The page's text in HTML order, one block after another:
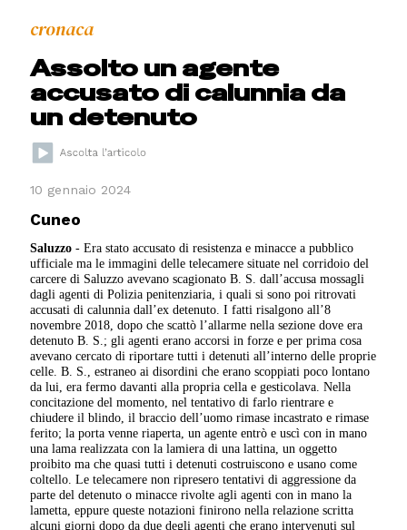
cronaca
Assolto un agente
accusato di calunnia da
un detenuto
10 gennaio 2024
Cuneo
Saluzzo - Era stato accusato di resistenza e minacce a pubblico
ufficiale ma le immagini delle telecamere situate nel corridoio del
carcere di Saluzzo avevano scagionato B. S. dall’accusa mossagli
dagli agenti di Polizia penitenziaria, i quali si sono poi ritrovati
accusati di calunnia dall’ex detenuto. I fatti risalgono all’8
novembre 2018, dopo che scattò l’allarme nella sezione dove era
detenuto B. S.; gli agenti erano accorsi in forze e per prima cosa
avevano cercato di riportare tutti i detenuti all’interno delle proprie
celle. B. S., estraneo ai disordini che erano scoppiati poco lontano
da lui, era fermo davanti alla propria cella e gesticolava. Nella
concitazione del momento, nel tentativo di farlo rientrare e
chiudere il blindo, il braccio dell’uomo rimase incastrato e rimase
ferito; la porta venne riaperta, un agente entrò e uscì con in mano
una lama realizzata con la lamiera di una lattina, un oggetto
proibito ma che quasi tutti i detenuti costruiscono e usano come
coltello. Le telecamere non ripresero tentativi di aggressione da
parte del detenuto o minacce rivolte agli agenti con in mano la
lametta, eppure queste notazioni finirono nella relazione scritta
alcuni giorni dopo da due degli agenti che erano intervenuti sul